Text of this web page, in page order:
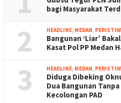
bagi Masyarakat
2 HEADLINE, MEDAN,
Bangunan ‘Liar’
Kasat Pol PP Medan
3 HEADLINE, MEDAN,
Diduga Dibeking
Dua Bangunan
Kecolongan PAD